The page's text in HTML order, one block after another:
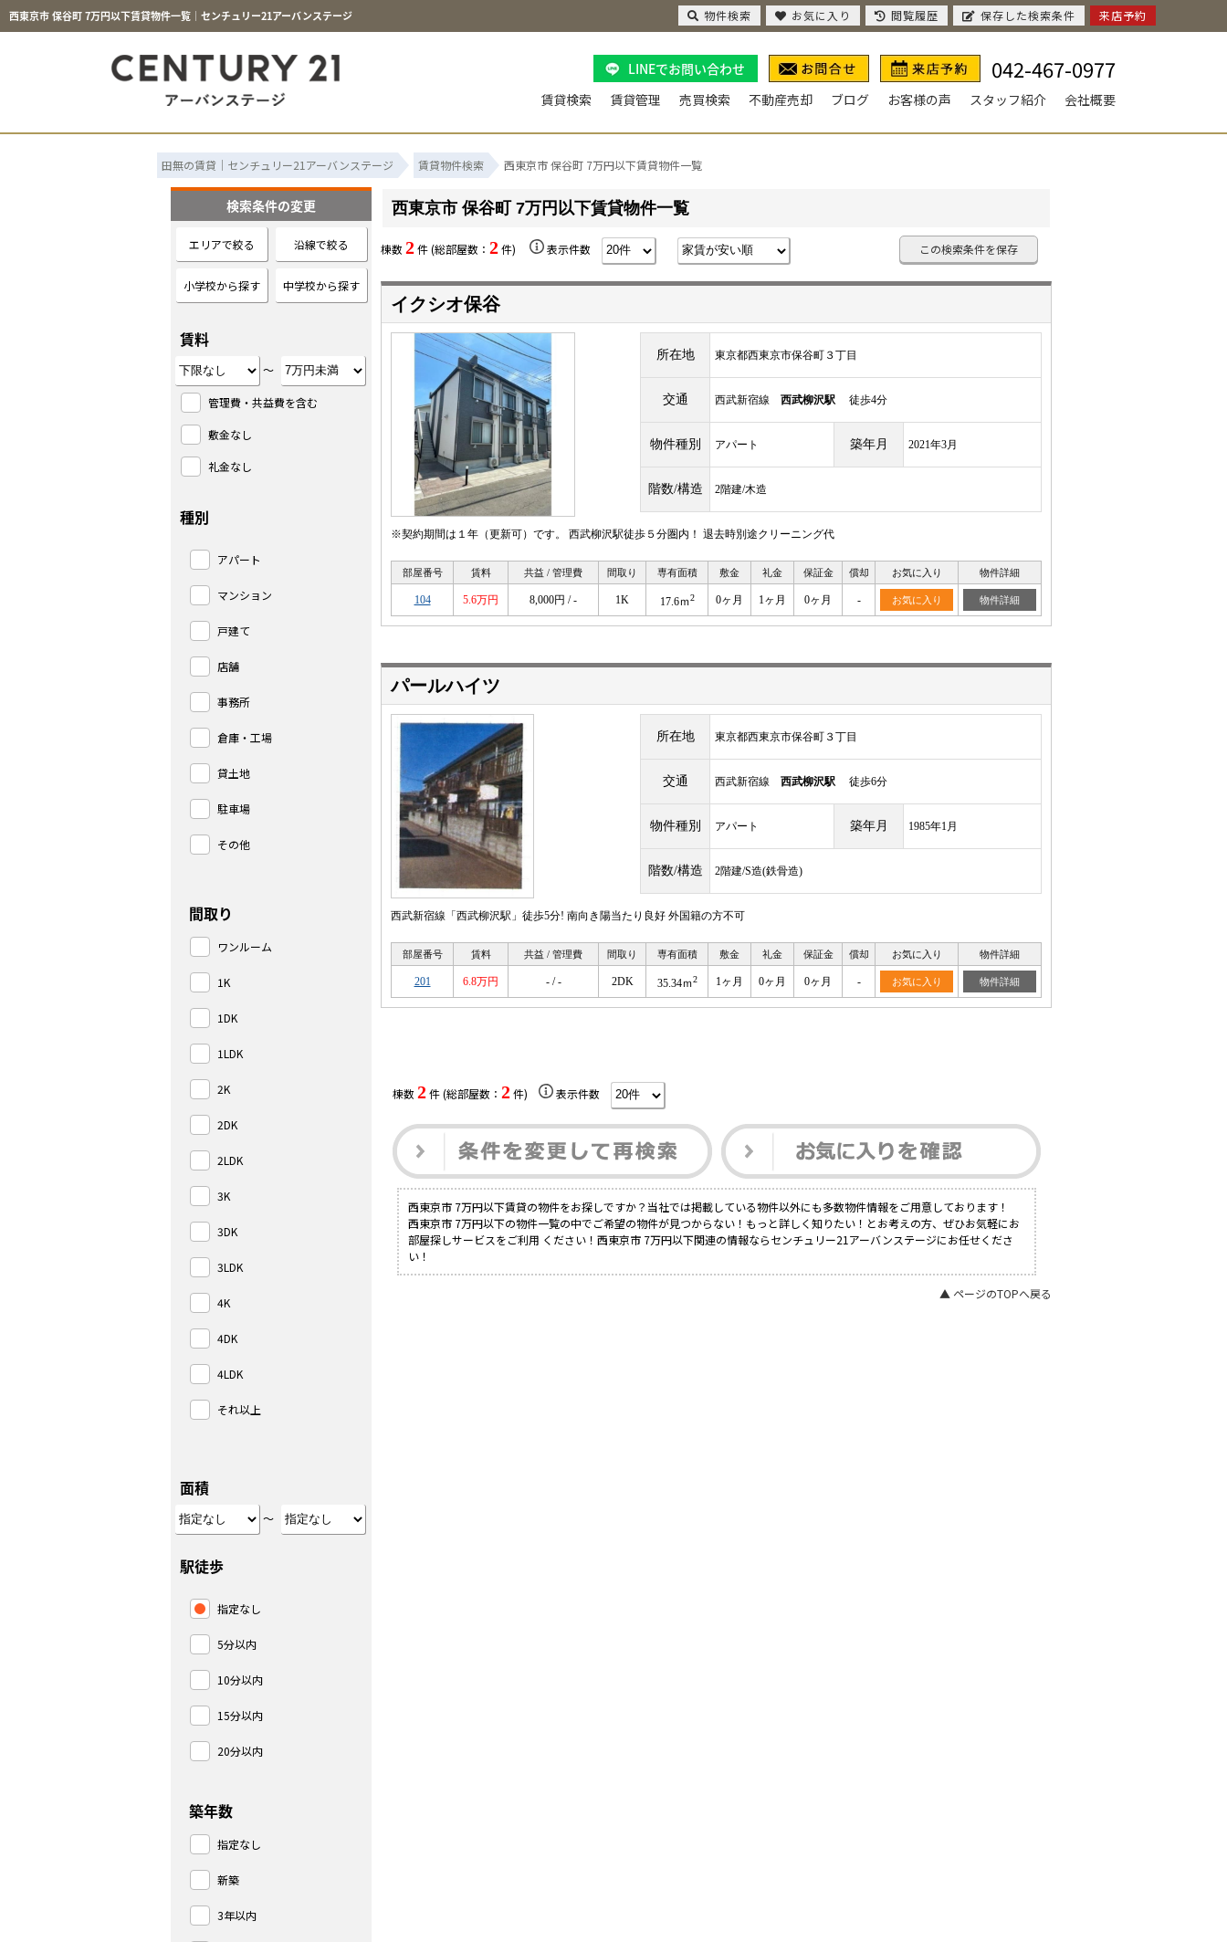
西東京市 保谷町 7万円以下賃貸物件一覧｜センチュリー21アーバンステージ
LINEでお問い合わせ 042-467-0977
賃貸検索 賃貸管理 売買検索 不動産売却 ブログ お客様の声 スタッフ紹介 会社概要
田無の賃貸｜センチュリー21アーバンステージ 賃貸物件検索 西東京市 保谷町 7万円以下賃貸物件一覧
西東京市 保谷町 7万円以下賃貸物件一覧
棟数2件 (総部屋数： 2件) 表示件数 この検索条件を保存
イクシオ保谷
所在地 東京都西東京市保谷町３丁目
交通 西武新宿線 西武柳沢駅 徒歩4分
物件種別 アパート 築年月 2021年3月
階数/構造 2階建/木造
※契約期間は１年（更新可）です。 西武柳沢駅徒歩５分圏内！ 退去時別途クリーニング代
部屋番号 賃料 共益 / 管理費 間取り 専有面積 敷金 礼金 保証金 償却 お気に入り 物件詳細
104 5.6万円 8,000円 / - 1K 17.6ｍ2 0ヶ月 1ヶ月 0ヶ月 - お気に入り 物件詳細
パールハイツ
所在地 東京都西東京市保谷町３丁目
交通 西武新宿線 西武柳沢駅 徒歩6分
物件種別 アパート 築年月 1985年1月
階数/構造 2階建/S造(鉄骨造)
西武新宿線「西武柳沢駅」徒歩5分! 南向き陽当たり良好 外国籍の方不可
部屋番号 賃料 共益 / 管理費 間取り 専有面積 敷金 礼金 保証金 償却 お気に入り 物件詳細
201 6.8万円 - / - 2DK 35.34ｍ2 1ヶ月 0ヶ月 0ヶ月 - お気に入り 物件詳細
棟数2件 (総部屋数： 2件) 表示件数
西東京市 7万円以下賃貸の物件をお探しですか？当社では掲載している物件以外にも多数物件情報をご用意しております！
西東京市 7万円以下の物件一覧の中でご希望の物件が見つからない！もっと詳しく知りたい！とお考えの方、ぜひお気軽にお
部屋探しサービスをご利用 ください！西東京市 7万円以下関連の情報ならセンチュリー21アーバンステージにお任せくださ
い！
▲ ページのTOPへ戻る
検索条件の変更
エリアで絞る 沿線で絞る
小学校から探す 中学校から探す
賃料
～
管理費・共益費を含む
敷金なし
礼金なし
種別
アパート
マンション
戸建て
店舗
事務所
倉庫・工場
貸土地
駐車場
その他
間取り
ワンルーム
1K
1DK
1LDK
2K
2DK
2LDK
3K
3DK
3LDK
4K
4DK
4LDK
それ以上
面積
～
駅徒歩
指定なし
5分以内
10分以内
15分以内
20分以内
築年数
指定なし
新築
3年以内
物件検索 お気に入り 閲覧履歴 保存した検索条件 来店予約